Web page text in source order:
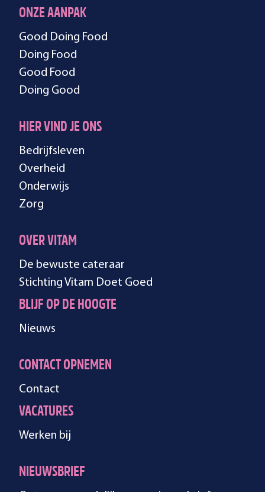
ONZE AANPAK
Good Doing Food
Doing Food
Good Food
Doing Good
HIER VIND JE ONS
Bedrijfsleven
Overheid
Onderwijs
Zorg
OVER VITAM
De bewuste cateraar
Stichting Vitam Doet Goed
BLIJF OP DE HOOGTE
Nieuws
CONTACT OPNEMEN
Contact
VACATURES
Werken bij
NIEUWSBRIEF